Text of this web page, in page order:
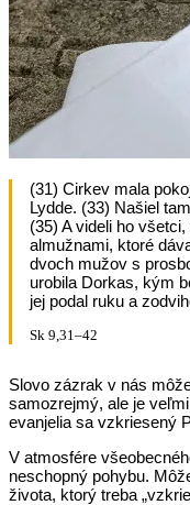
(31) Cirkev mala
Lydde. (33) Našiel
(35) A videli ho
almužnami, ktoré
dvoch mužov s
urobila Dorkas, kým
jej podal ruku a
Sk 9,31–42
Slovo zázrak v nás
samozrejmý, ale je
evanjelia sa vzkriesený
V atmosfére
neschopný pohybu.
života, ktorý treba